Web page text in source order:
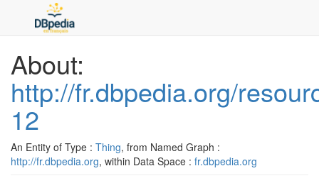
About:
http://fr.dbpedia.org/
12
An Entity of Type : Thing, from Named Graph :
http://fr.dbpedia.org, within Data Space : fr.dbpedia.org